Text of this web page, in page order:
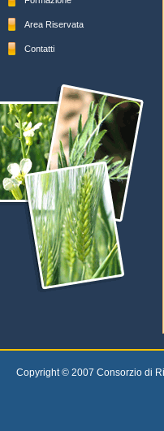
Area Riservata
Contatti
Copyright © 2007 Consorzio di